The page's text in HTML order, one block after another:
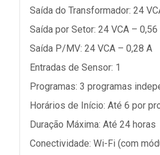
Saída do Transformador: 24
Saída por Setor: 24 VCA – 0,56
Saída P/MV: 24 VCA – 0,28 A
Entradas de Sensor: 1
Programas: 3 programas
Horários de Início: Até 6 por
Duração Máxima: Até 24 horas
Conectividade: Wi-Fi (com